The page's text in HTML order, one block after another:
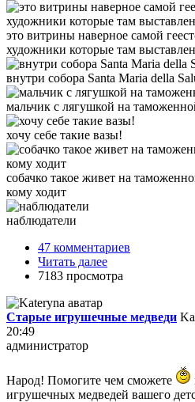
это витрины наверное самой
художники которые там
внутри собора Santa Maria della
мальчик с лягушкой на
хочу себе такие вазы!
собачко такое живет на
кому ходит
наблюдатели
47 комментариев
Читать далее
7183 просмотра
Старые игрушечные медведи
20:49
администратор
Народ! Помогите чем сможете
игрушечных медведей вашего